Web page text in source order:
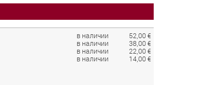
в наличии
52,00 €
в наличии
38,00 €
в наличии
22,00 €
в наличии
14,00 €